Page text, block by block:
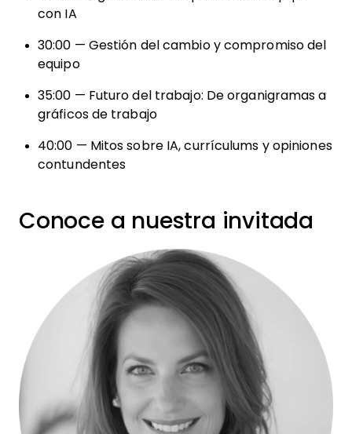
con IA
30:00 — Gestión del cambio y compromiso del
equipo
35:00 — Futuro del trabajo: De organigramas a
gráficos de trabajo
40:00 — Mitos sobre IA, currículums y opiniones
contundentes
Conoce a nuestra invitada